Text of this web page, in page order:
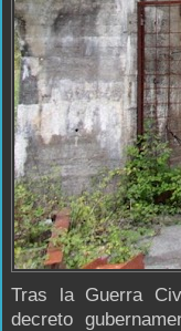
Tras la Guerra
decreto